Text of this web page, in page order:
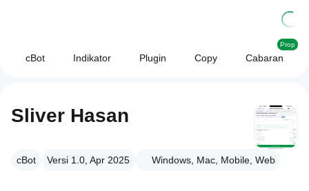
cBot Indikator Plugin Copy Cabaran
Prop
Sliver Hasan
cBot Versi 1.0, Apr 2025 Windows, Mac, Mobile, Web